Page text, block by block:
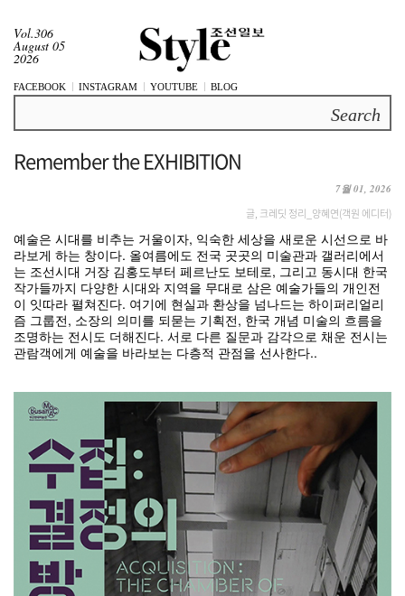
Vol.306
August 05
2026
FACEBOOK INSTAGRAM YOUTUBE BLOG
Remember the EXHIBITION
7월 01, 2026
글, 크레딧 정리_양혜연(객원 에디터)
예술은 시대를 비추는 거울이자, 익숙한 세상을 새로운 시선으로 바
라보게 하는 창이다. 올여름에도 전국 곳곳의 미술관과 갤러리에서
는 조선시대 거장 김홍도부터 페르난도 보테로, 그리고 동시대 한국
작가들까지 다양한 시대와 지역을 무대로 삼은 예술가들의 개인전
이 잇따라 펼쳐진다. 여기에 현실과 환상을 넘나드는 하이퍼리얼리
즘 그룹전, 소장의 의미를 되묻는 기획전, 한국 개념 미술의 흐름을
조명하는 전시도 더해진다. 서로 다른 질문과 감각으로 채운 전시는
관람객에게 예술을 바라보는 다층적 관점을 선사한다..